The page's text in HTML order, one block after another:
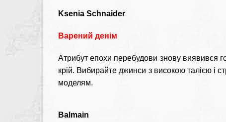
Ksenia Schnaider
Варений денім
Атрибут епохи перебудови знову виявився
крій. Вибирайте джинси з високою талією і
моделям.
Balmain